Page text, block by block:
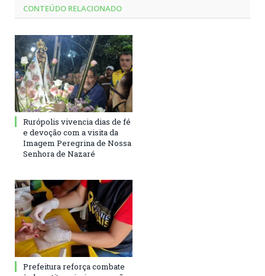
CONTEÚDO RELACIONADO
Rurópolis vivencia dias de fé
e devoção com a visita da
Imagem Peregrina de Nossa
Senhora de Nazaré
Prefeitura reforça combate